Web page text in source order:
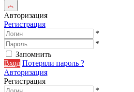
Авторизация
Регистрация
*
*
Запомнить
Вход Потеряли пароль ?
Авторизация
Регистрация